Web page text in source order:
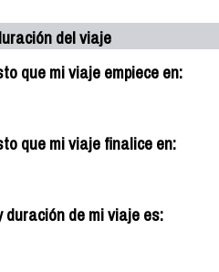
del viaje
que mi viaje empiece en:
que mi viaje finalice en:
duración de mi viaje es: